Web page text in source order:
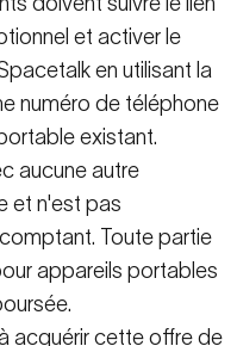
et activer le
en utilisant la
numéro de téléphone
existant.
aucune autre
et n'est pas
Toute partie
appareils portables
acquérir cette offre de